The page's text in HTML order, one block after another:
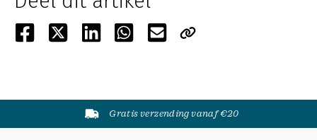
Gratis verzending vanaf €20